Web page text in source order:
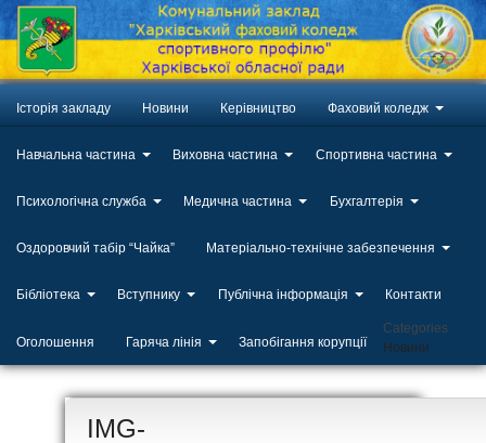
Історія закладу Новини Керівництво Фаховий коледж
Навчальна частина Виховна частина Спортивна частина
Психологічна служба Медична частина Бухгалтерія
Оздоровчий табір “Чайка” Матеріально-технічне забезпечення
Бібліотека Вступнику Публічна інформація Контакти
Оголошення Гаряча лінія Запобігання корупції
Categories
Новини
20
IMG-